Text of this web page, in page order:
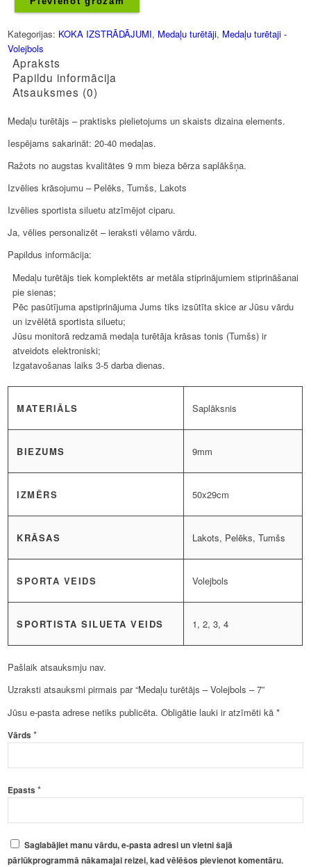
-
daudzums
Kategorijas: KOKA IZSTRĀDĀJUMI, Medaļu turētāji, Medaļu turētaji -
Volejbols
Apraksts
Papildu informācija
Atsauksmes (0)
Medaļu turētājs – praktisks pielietojums un skaists dizaina elements.
Iespējams sakarināt: 20-40 medaļas.
Ražots no augstas kvalitātes 9 mm bieza bērza saplākšņa.
Izvēlies krāsojumu – Pelēks, Tumšs, Lakots
Izvēlies sportista siluetu atzīmējot ciparu.
Ja, vēlies personalizēt – ieraksti vēlamo vārdu.
Papildus informācija:
Medaļu turētājs tiek komplektēts ar metāla stiprinājumiem stiprināšanai
pie sienas;
Pēc pasūtījuma apstiprinājuma Jums tiks izsūtīta skice ar Jūsu vārdu
un izvēlētā sportista siluetu;
Jūsu monitorā redzamā medaļa turētāja krāsas tonis (Tumšs) ir
atveidots elektroniski;
Izgatavošanas laiks 3-5 darba dienas.
MATERIĀLS Saplāksnis
BIEZUMS 9mm
IZMĒRS 50x29cm
KRĀSAS Lakots, Pelēks, Tumšs
SPORTA VEIDS Volejbols
SPORTISTA SILUETA VEIDS 1, 2, 3, 4
Pašlaik atsauksmju nav.
Uzraksti atsauksmi pirmais par “Medaļu turētājs – Volejbols – 7”
Jūsu e-pasta adrese netiks publicēta. Obligātie lauki ir atzīmēti kā*
Vārds*
Epasts*
Saglabājiet manu vārdu, e-pasta adresi un vietni šajā
pārlūkprogrammā nākamajai reizei, kad vēlēšos pievienot komentāru.